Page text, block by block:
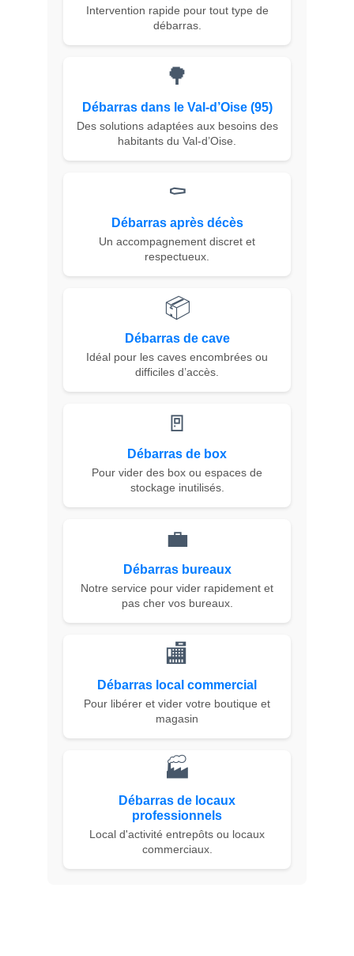
Intervention rapide pour tout type de
débarras.
🌳
Débarras dans le Val-d’Oise (95)
Des solutions adaptées aux besoins des
habitants du Val-d’Oise.
⚰️
Débarras après décès
Un accompagnement discret et
respectueux.
📦
Débarras de cave
Idéal pour les caves encombrées ou
difficiles d’accès.
🚪
Débarras de box
Pour vider des box ou espaces de
stockage inutilisés.
💼
Débarras bureaux
Notre service pour vider rapidement et
pas cher vos bureaux.
🏬️
Débarras local commercial
Pour libérer et vider votre boutique et
magasin
🏭
Débarras de locaux
professionnels
Local d'activité entrepôts ou locaux
commerciaux.